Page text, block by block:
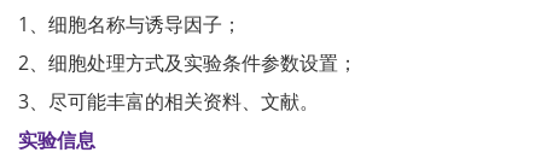
1、细胞名称与诱导因子；
2、细胞处理方式及实验条件参数设置；
3、尽可能丰富的相关资料、文献。
实验信息